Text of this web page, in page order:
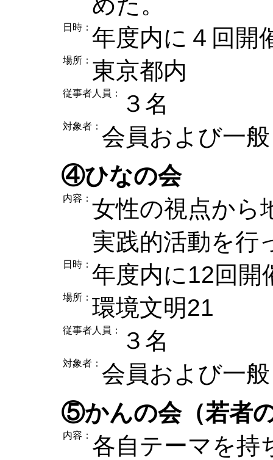
日時： 年度内に４回開
場所： 東京都内
従事者人員： ３名
対象者： 会員および一
④ひなの会
内容： 女性の視点から
実践的活動を行
日時： 年度内に12回開
場所： 環境文明21
従事者人員： ３名
対象者： 会員および一
⑤かんの会（若者
内容： 各自テーマを持